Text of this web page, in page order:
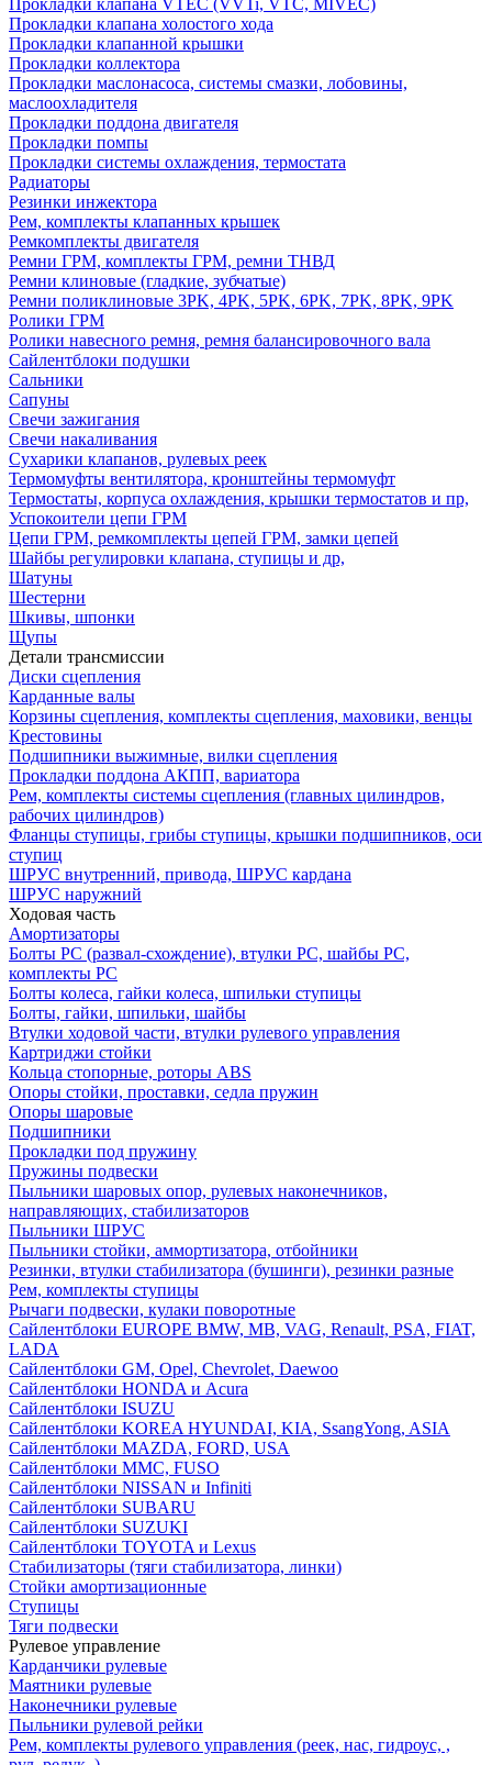
Прокладки клапана VTEC (VVTi, VTC, MIVEC)
Прокладки клапана холостого хода
Прокладки клапанной крышки
Прокладки коллектора
Прокладки маслонасоса, системы смазки, лобовины,
маслоохладителя
Прокладки поддона двигателя
Прокладки помпы
Прокладки системы охлаждения, термостата
Радиаторы
Резинки инжектора
Рем, комплекты клапанных крышек
Ремкомплекты двигателя
Ремни ГРМ, комплекты ГРМ, ремни ТНВД
Ремни клиновые (гладкие, зубчатые)
Ремни поликлиновые 3PK, 4PK, 5PK, 6PK, 7PK, 8PK, 9PK
Ролики ГРМ
Ролики навесного ремня, ремня балансировочного вала
Сайлентблоки подушки
Сальники
Сапуны
Свечи зажигания
Свечи накаливания
Сухарики клапанов, рулевых реек
Термомуфты вентилятора, кронштейны термомуфт
Термостаты, корпуса охлаждения, крышки термостатов и пр,
Успокоители цепи ГРМ
Цепи ГРМ, ремкомплекты цепей ГРМ, замки цепей
Шайбы регулировки клапана, ступицы и др,
Шатуны
Шестерни
Шкивы, шпонки
Щупы
Детали трансмиссии
Диски сцепления
Карданные валы
Корзины сцепления, комплекты сцепления, маховики, венцы
Крестовины
Подшипники выжимные, вилки сцепления
Прокладки поддона АКПП, вариатора
Рем, комплекты системы сцепления (главных цилиндров,
рабочих цилиндров)
Фланцы ступицы, грибы ступицы, крышки подшипников, оси
ступиц
ШРУС внутренний, привода, ШРУС кардана
ШРУС наружний
Ходовая часть
Амортизаторы
Болты РС (развал-схождение), втулки РС, шайбы РС,
комплекты РС
Болты колеса, гайки колеса, шпильки ступицы
Болты, гайки, шпильки, шайбы
Втулки ходовой части, втулки рулевого управления
Картриджи стойки
Кольца стопорные, роторы ABS
Опоры стойки, проставки, седла пружин
Опоры шаровые
Подшипники
Прокладки под пружину
Пружины подвески
Пыльники шаровых опор, рулевых наконечников,
направляющих, стабилизаторов
Пыльники ШРУС
Пыльники стойки, аммортизатора, отбойники
Резинки, втулки стабилизатора (бушинги), резинки разные
Рем, комплекты ступицы
Рычаги подвески, кулаки поворотные
Сайлентблоки EUROPE BMW, MB, VAG, Renault, PSA, FIAT,
LADA
Сайлентблоки GM, Opel, Chevrolet, Daewoo
Сайлентблоки HONDA и Acura
Сайлентблоки ISUZU
Сайлентблоки KOREA HYUNDAI, KIA, SsangYong, ASIA
Сайлентблоки MAZDA, FORD, USA
Сайлентблоки MMC, FUSO
Сайлентблоки NISSAN и Infiniti
Сайлентблоки SUBARU
Сайлентблоки SUZUKI
Сайлентблоки TOYOTA и Lexus
Стабилизаторы (тяги стабилизатора, линки)
Стойки амортизационные
Ступицы
Тяги подвески
Рулевое управление
Карданчики рулевые
Маятники рулевые
Наконечники рулевые
Пыльники рулевой рейки
Рем, комплекты рулевого управления (реек, нас, гидроус, ,